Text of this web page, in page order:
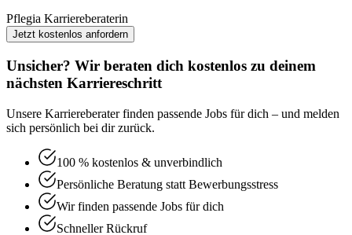
Pflegia Karriereberaterin
Jetzt kostenlos anfordern
Unsicher? Wir beraten dich kostenlos zu deinem
nächsten Karriereschritt
Unsere Karriereberater finden passende Jobs für dich – und melden
sich persönlich bei dir zurück.
100 % kostenlos & unverbindlich
Persönliche Beratung statt Bewerbungsstress
Wir finden passende Jobs für dich
Schneller Rückruf